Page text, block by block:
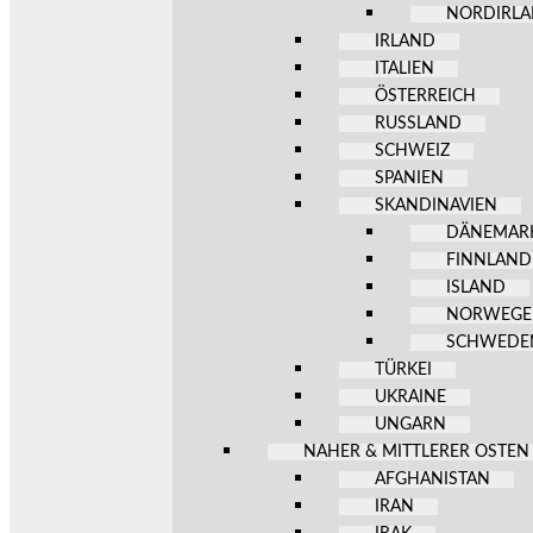
IRLAND
ITALIEN
ÖSTERREICH
RUSSLAND
SCHWEIZ
SPANIEN
SKANDINAVIEN
FINNLAND
ISLAND
TÜRKEI
UKRAINE
UNGARN
NAHER & MITTLERER OSTEN
AFGHANISTAN
IRAN